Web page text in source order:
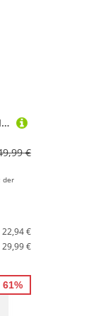
UHLSPORT Jogginghose ESSENTIAL PRO Kids
€
der
22,94 €
29,99 €
61%